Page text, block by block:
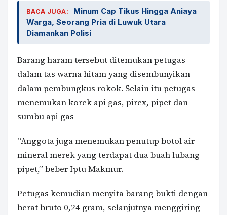
BACA JUGA:
Minum Cap Tikus Hingga Aniaya
Warga, Seorang Pria di Luwuk Utara
Diamankan Polisi
Barang haram tersebut ditemukan petugas
dalam tas warna hitam yang disembunyikan
dalam pembungkus rokok. Selain itu petugas
menemukan korek api gas, pirex, pipet dan
sumbu api gas
“Anggota juga menemukan penutup botol air
mineral merek yang terdapat dua buah lubang
pipet,” beber Iptu Makmur.
Petugas kemudian menyita barang bukti dengan
berat bruto 0,24 gram, selanjutnya menggiring